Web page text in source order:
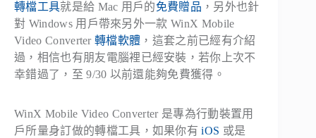
轉檔工具就是給 Mac 用戶的免費贈品 ，另外也針
對 Windows 用戶帶來另外一款 WinX Mobile
Video Converter轉檔軟體 ，這套之前已經有介紹
過，相信也有朋友電腦裡已經安裝，若你上次不
幸錯過了，至 9/30 以前還能夠免費獲得。
WinX Mobile Video Converter 是專為行動裝置用
戶所量身訂做的轉檔工具，如果你有iOS 或是